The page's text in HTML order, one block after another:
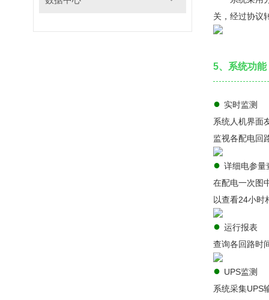
关，经过协议
5、系统功能
● 实时监测
系统人机界面
监视各配电回
● 详细电参量
在配电一次图
以查看24小时
● 运行报表
查询各回路时
● UPS监测
系统采集UPS